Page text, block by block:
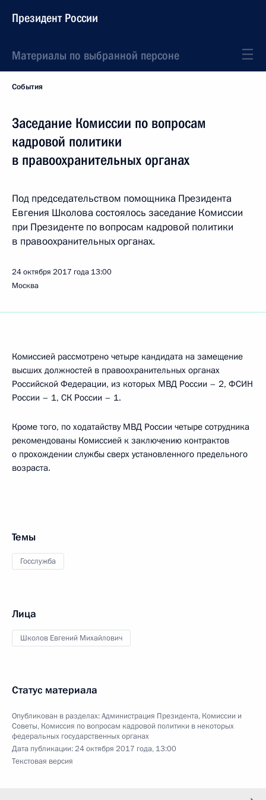
Президент России
Материалы по выбранной персоне
События
Заседание Комиссии по вопросам
кадровой политики
в правоохранительных органах
Под председательством помощника Президента
Евгения Школова состоялось заседание Комиссии
при Президенте по вопросам кадровой политики
в правоохранительных органах.
24 октября 2017 года 13:00
Москва
Комиссией рассмотрено четыре кандидата на замещение
высших должностей в правоохранительных органах
Российской Федерации, из которых МВД России – 2, ФСИН
России – 1, СК России – 1.
Кроме того, по ходатайству МВД России четыре сотрудника
рекомендованы Комиссией к заключению контрактов
о прохождении службы сверх установленного предельного
возраста.
Темы
Госслужба
Лица
Школов Евгений Михайлович
Статус материала
Опубликован в разделах:Администрация Президента, Комиссии и
Советы, Комиссия по вопросам кадровой политики в некоторых
федеральных государственных органах
Дата публикации:24 октября 2017 года, 13:00
Текстовая версия